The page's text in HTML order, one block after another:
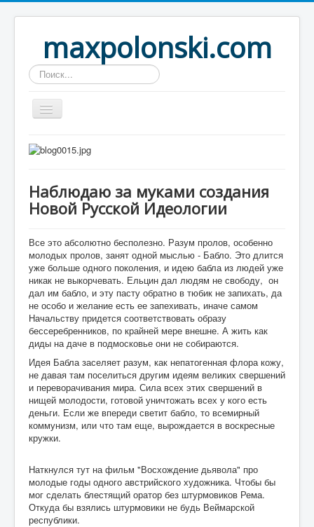
maxpolonski.com
Искать...
Home
Рассказы
Контакты
Вход
Наблюдаю за муками создания
Новой Русской Идеологии
Все это абсолютно бесполезно. Разум пролов, особенно
молодых пролов, занят одной мыслью - Бабло. Это длится
уже больше одного поколения, и идею бабла из людей уже
никак не выкорчевать. Ельцин дал людям не свободу, он
дал им бабло, и эту пасту обратно в тюбик не запихать, да
не особо и желание есть ее запехивать, иначе самом
Начальству придется соответствовать образу
бессеребренников, по крайней мере внешне. А жить как
диды на даче в подмосковье они не собираются.
Идея Бабла заселяет разум, как непатогенная флора кожу,
не давая там поселиться другим идеям великих свершений
и переворачивания мира. Сила всех этих свершений в
нищей молодости, готовой уничтожать всех у кого есть
деньги. Если же впереди светит бабло, то всемирный
коммунизм, или что там еще, вырождается в воскресные
кружки.
Наткнулся тут на фильм "Восхождение дьявола" про
молодые годы одного австрийского художника. Чтобы бы
мог сделать блестящий оратор без штурмовиков Рема.
Откуда бы взялись штурмовики не будь Веймарской
республики.